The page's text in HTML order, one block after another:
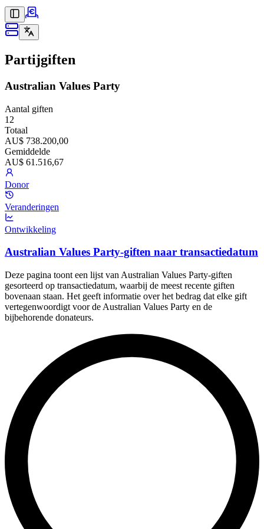
Partijgiften
Australian Values Party
Aantal giften
12
Totaal
AU$ 738.200,00
Gemiddelde
AU$ 61.516,67
Donor
Veranderingen
Ontwikkeling
Australian Values Party-giften naar transactiedatum
Deze pagina toont een lijst van Australian Values Party-giften
gesorteerd op transactiedatum, waarbij de meest recente giften
bovenaan staan. Het geeft informatie over het bedrag dat elke gift
vertegenwoordigt voor de Australian Values Party en de
bijbehorende donateurs.